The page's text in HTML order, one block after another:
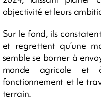
objectivité et leurs
Sur le fond, ils
et regrettent qu’une
semble se borner à
monde agricole et
fonctionnement et le
terrain.